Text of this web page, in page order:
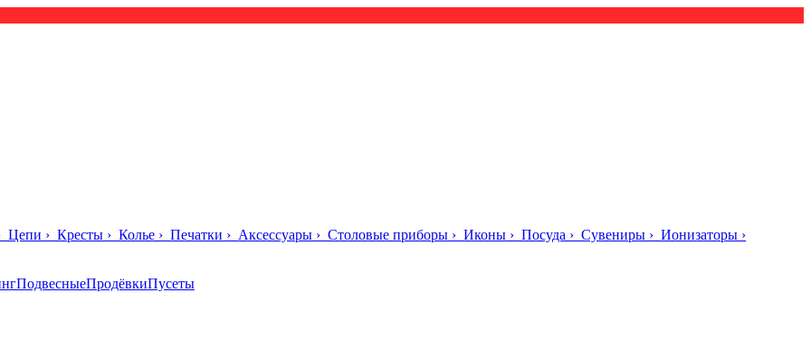
Цепи › Кресты › Колье › Печатки › Аксессуары › Столовые приборы › Иконы › Посуда › Сувениры › Ионизаторы ›
ПодвесныеПродёвкиПусеты